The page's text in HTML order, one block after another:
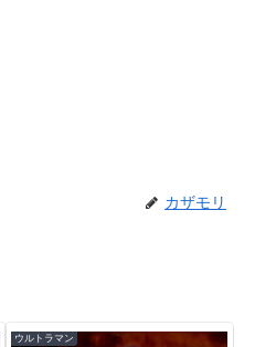
カザモリ
ウルトラマン